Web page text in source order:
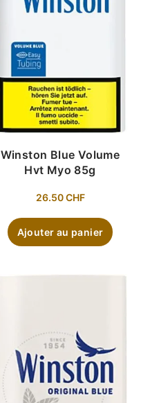
Winston Blue Volume
Hvt Myo 85g
26.50CHF
Ajouter au panier